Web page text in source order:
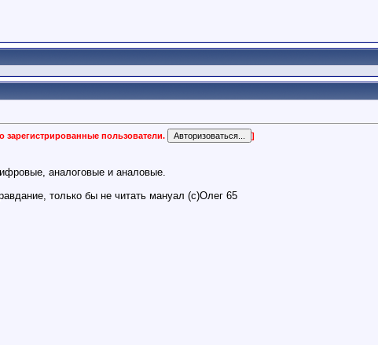
зарегистрированные пользователи. ]
аналоговые и аналовые.
только бы не читать мануал (с)Олег 65